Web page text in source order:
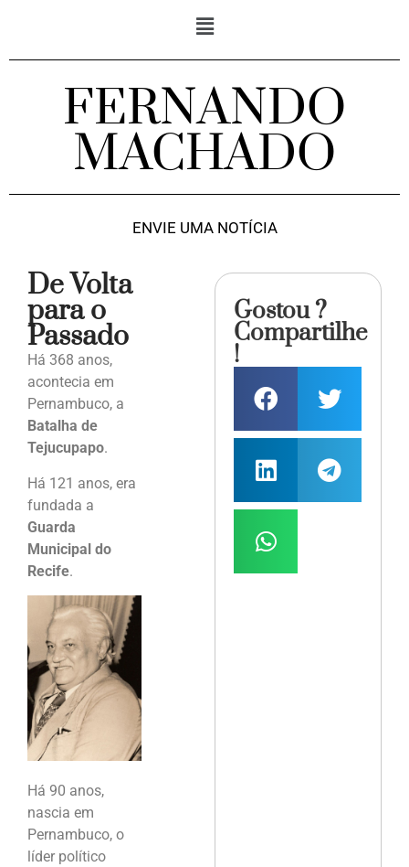
FERNANDO
MACHADO
ENVIE UMA NOTÍCIA
De Volta
para o
Passado
Há 368 anos,
acontecia em
Pernambuco, a
Batalha de
Tejucupapo.
Há 121 anos, era
fundada a
Guarda
Municipal do
Recife.
Há 90 anos,
nascia em
Pernambuco, o
líder político
Gostou ?
Compartilhe
!